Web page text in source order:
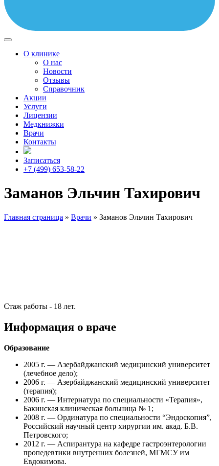
О клинике
О нас
Новости
Отзывы
Справочник
Акции
Услуги
Лицензии
Медкнижки
Врачи
Контакты
Записаться
+7 (499) 653-58-22
Заманов Эльчин Тахирович
Главная страница » Врачи » Заманов Эльчин Тахирович
Стаж работы - 18 лет.
Информация о враче
Образование
2005 г. — Азербайджанский медицинский университет
(лечебное дело);
2006 г. — Азербайджанский медицинский университет
(терапия);
2006 г. — Интернатура по специальности «Терапия»,
Бакинская клиническая больница № 1;
2008 г. — Ординатура по специальности “Эндоскопия”,
Российский научный центр хирургии им. акад. Б.В.
Петровского;
2012 г. — Аспирантура на кафедре гастроэнтерологии
пропедевтики внутренних болезней, МГМСУ им
Евдокимова.